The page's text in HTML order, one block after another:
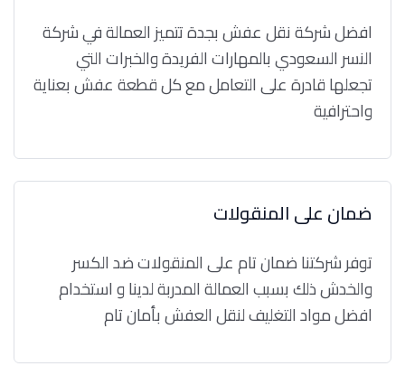
افضل شركة نقل عفش بجدة تتميز العمالة في شركة
النسر السعودي بالمهارات الفريدة والخبرات التي
تجعلها قادرة على التعامل مع كل قطعة عفش بعناية
واحترافية
ضمان على المنقولات
توفر شركتنا ضمان تام على المنقولات ضد الكسر
والخدش ذلك بسبب العمالة المدربة لدينا و استخدام
افضل مواد التغليف لنقل العفش بأمان تام